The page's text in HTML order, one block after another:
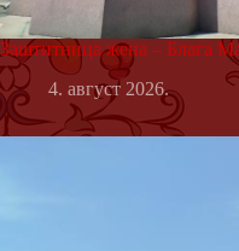
Заштитница жена – Блага
4. август 2026.